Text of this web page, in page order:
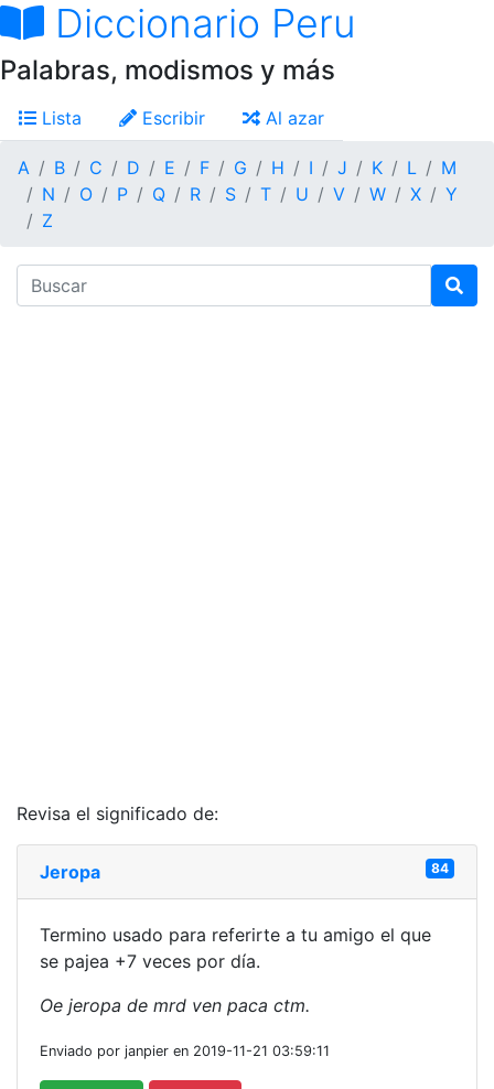
Diccionario Peru
Palabras, modismos y más
Lista Escribir Al azar
A B C D E F G H I J K L
M
N
O P Q R S T U V W X
Y
Z
Revisa el significado de:
Jeropa 84
Termino usado para referirte a tu amigo el que
se pajea +7 veces por día.
Oe jeropa de mrd ven paca ctm.
Enviado por janpier en 2019-11-21 03:59:11